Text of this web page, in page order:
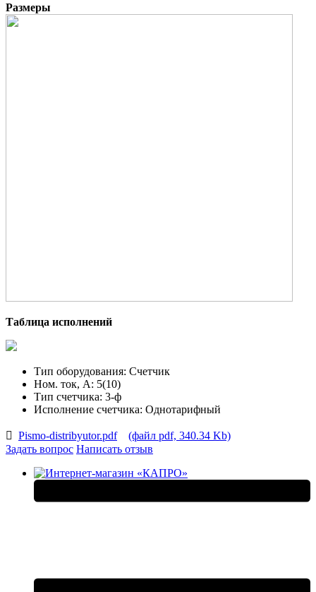
Размеры
Таблица исполнений
Тип оборудования: Счетчик
Ном. ток, А: 5(10)
Тип счетчика: 3-ф
Исполнение счетчика: Однотарифный
Pismo-distribyutor.pdf
(файл pdf, 340.34 Kb)
Задать вопрос Написать отзыв